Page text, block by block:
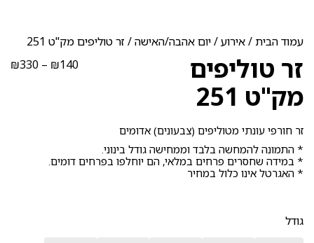
עמוד הבית /אירוע/יום אהבה/האישה/ זר טוליפים מק"ט 251
זר טוליפים
מק"ט 251
₪140
–
₪330
זר חורפי עונתי מטוליפים (צבעונים) אדומים
* התמונה להמחשה בלבד וממחישה גודל בינוני.
* במידה שחסרים פרחים במלאי, הם יוחלפו בפרחים דומים.
* האגרטל אינו כלול במחיר
גודל